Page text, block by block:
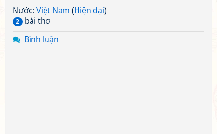
Nước: Việt Nam (Hiện đại)
2
bài thơ
Bình luận